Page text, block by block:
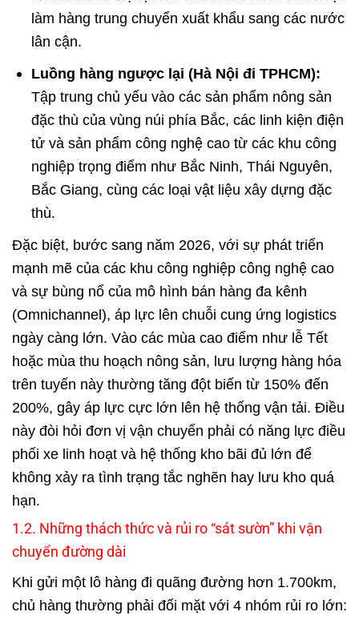
làm hàng trung chuyển xuất khẩu sang các nước
lân cận.
Luồng hàng ngược lại (Hà Nội đi TPHCM):
Tập trung chủ yếu vào các sản phẩm nông sản
đặc thù của vùng núi phía Bắc, các linh kiện điện
tử và sản phẩm công nghệ cao từ các khu công
nghiệp trọng điểm như Bắc Ninh, Thái Nguyên,
Bắc Giang, cùng các loại vật liệu xây dựng đặc
thù.
Đặc biệt, bước sang năm 2026, với sự phát triển
mạnh mẽ của các khu công nghiệp công nghệ cao
và sự bùng nổ của mô hình bán hàng đa kênh
(Omnichannel), áp lực lên chuỗi cung ứng logistics
ngày càng lớn. Vào các mùa cao điểm như lễ Tết
hoặc mùa thu hoạch nông sản, lưu lượng hàng hóa
trên tuyến này thường tăng đột biến từ 150% đến
200%, gây áp lực cực lớn lên hệ thống vận tải. Điều
này đòi hỏi đơn vị vận chuyển phải có năng lực điều
phối xe linh hoạt và hệ thống kho bãi đủ lớn để
không xảy ra tình trạng tắc nghẽn hay lưu kho quá
hạn.
1.2. Những thách thức và rủi ro “sát sườn” khi vận
chuyển đường dài
Khi gửi một lô hàng đi quãng đường hơn 1.700km,
chủ hàng thường phải đối mặt với 4 nhóm rủi ro lớn: